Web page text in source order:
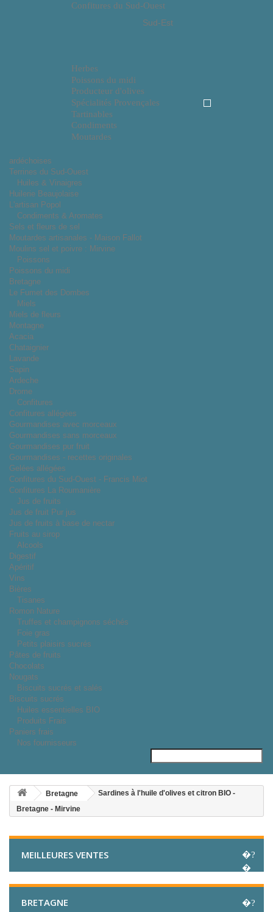
Confitures du Sud-Ouest
Sud-Est
Herbes
Poissons du midi
Producteur d'olives
Spécialités Provençales
Tartinables
Condiments
Moutardes
ardéchoises
Terrines du Sud-Ouest
Huiles & Vinaigres
Huilerie Beaujolaise
L'artisan Popol
Condiments & Aromates
Sels et fleurs de sel
Moutardes artisanales - Maison Fallot
Moulins sel et poivre : Mirvine
Poissons
Poissons du midi
Bretagne
Le Fumet des Dombes
Miels
Miels de fleurs
Montagne
Acacia
Chataignier
Lavande
Sapin
Ardeche
Drome
Confitures
Confitures allégées
Gourmandises avec morceaux
Gourmandises sans morceaux
Gourmandises pur fruit
Gourmandises - recettes originales
Gelées allégées
Confitures du Sud-Ouest - Francis Miot
Confitures La Roumanière
Jus de fruits
Jus de fruit Pur jus
Jus de fruits à base de nectar
Fruits au sirop
Alcools
Digestif
Apéritif
Vins
Bières
Tisanes
Romon Nature
Truffes et champignons séchés
Foie gras
Petits plaisirs sucrés
Pâtes de fruits
Chocolats
Nougats
Biscuits sucrés et salés
Biscuits sucrés
Huiles essentielles BIO
Produits Frais
Paniers frais
Nos fournisseurs
Bretagne
Sardines à l'huile d'olives et citron BIO -
Bretagne - Mirvine
MEILLEURES VENTES
BRETAGNE